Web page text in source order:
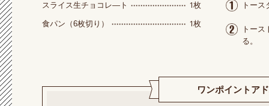
スライス生チョコレ―ト 1枚
食パン（6枚切り） 1枚
トース
トー
る。
ワンポイントア